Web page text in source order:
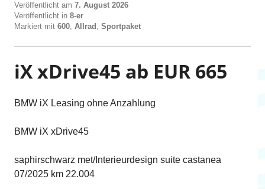
Veröffentlicht am 7. August 2026
Veröffentlicht in 8-er
Markiert mit 600, Allrad , Sportpaket
iX xDrive45 ab EUR 665
BMW iX Leasing ohne Anzahlung
BMW iX xDrive45
saphirschwarz met/Interieurdesign suite castanea
07/2025 km 22.004